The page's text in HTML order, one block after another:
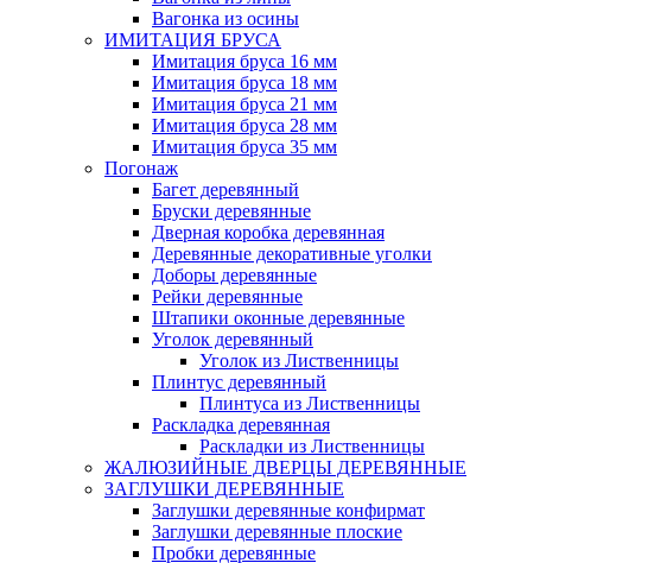
Вагонка из осины
ИМИТАЦИЯ БРУСА
Имитация бруса 16 мм
Имитация бруса 18 мм
Имитация бруса 21 мм
Имитация бруса 28 мм
Имитация бруса 35 мм
Погонаж
Багет деревянный
Бруски деревянные
Дверная коробка деревянная
Деревянные декоративные уголки
Доборы деревянные
Рейки деревянные
Штапики оконные деревянные
Уголок деревянный
Уголок из Лиственницы
Плинтус деревянный
Плинтуса из Лиственницы
Раскладка деревянная
Раскладки из Лиственницы
ЖАЛЮЗИЙНЫЕ ДВЕРЦЫ ДЕРЕВЯННЫЕ
ЗАГЛУШКИ ДЕРЕВЯННЫЕ
Заглушки деревянные конфирмат
Заглушки деревянные плоские
Пробки деревянные